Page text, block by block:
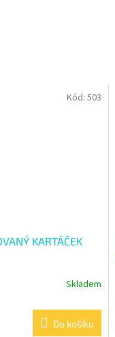
KARTÁČEK
Skladem
Do košíku
Kód: 503